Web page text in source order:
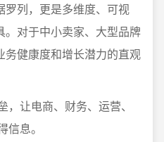
罗列，更是多维度、可视
。对于中小卖家、大型品牌
务健康度和增长潜力的直观
让电商、财务、运营、
息。